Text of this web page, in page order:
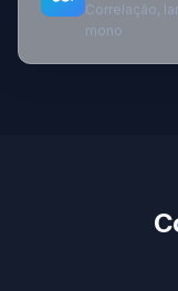
Correlação,
mono